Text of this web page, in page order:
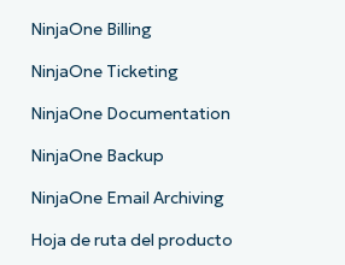
NinjaOne Billing
NinjaOne Ticketing
NinjaOne Documentation
NinjaOne Backup
NinjaOne Email Archiving
Hoja de ruta del producto